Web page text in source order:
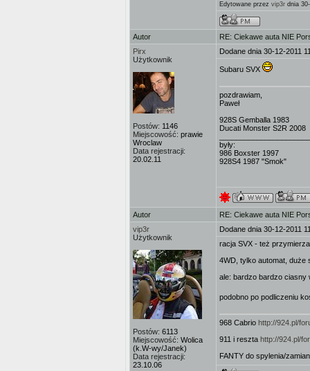
Edytowane przez vip3r dnia
Autor
RE: Ciekawe auta NIE
Pirx
Użytkownik
Postów: 1146
Miejscowość: prawie
Wroclaw
Data rejestracji:
20.02.11
Dodane dnia 30-12-2011
Subaru SVX
pozdrawiam,
Paweł
928S Gemballa 1983
Ducati Monster S2R 2008
były:
986 Boxster 1997
928S4 1987 "Smok"
Autor
RE: Ciekawe auta NIE
vip3r
Użytkownik
Postów: 6113
Miejscowość: Wolica
(k.W-wy/Janek)
Data rejestracji:
23.10.06
Dodane dnia 30-12-2011
racja SVX - też
4WD, tylko automat, duże
ale: bardzo bardzo ciasny
podobno po podliczeniu
968 Cabrio http://924.pl/
911 i reszta http://924.pl/
FANTY do spylenia/